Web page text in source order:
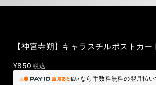
【神宮寺朔】キャラスチルポストカー
¥850 税込
なら 手数料無料の翌月払